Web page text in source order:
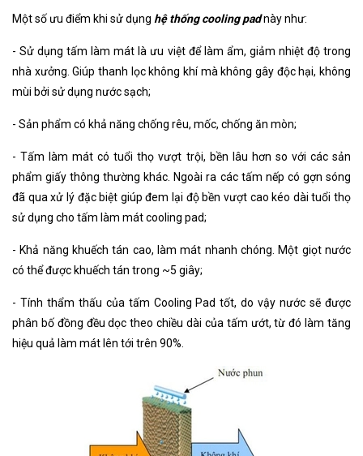
Một số ưu điểm khi sử dụng hệ thống cooling padnày như:
- Sử dụng tấm làm mát là ưu việt để làm ẩm, giảm nhiệt độ trong
nhà xưởng. Giúp thanh lọc không khí mà không gây độc hại, không
mùi bởi sử dụng nước sạch;
- Sản phẩm có khả năng chống rêu, mốc, chống ăn mòn;
- Tấm làm mát có tuổi thọ vượt trội, bền lâu hơn so với các sản
phẩm giấy thông thường khác. Ngoài ra các tấm nếp có gợn sóng
đã qua xử lý đặc biệt giúp đem lại độ bền vượt cao kéo dài tuổi thọ
sử dụng cho tấm làm mát cooling pad;
- Khả năng khuếch tán cao, làm mát nhanh chóng. Một giọt nước
có thể được khuếch tán trong ~5 giây;
- Tính thẩm thấu của tấm Cooling Pad tốt, do vậy nước sẽ được
phân bố đồng đều dọc theo chiều dài của tấm ướt, từ đó làm tăng
hiệu quả làm mát lên tới trên 90%.